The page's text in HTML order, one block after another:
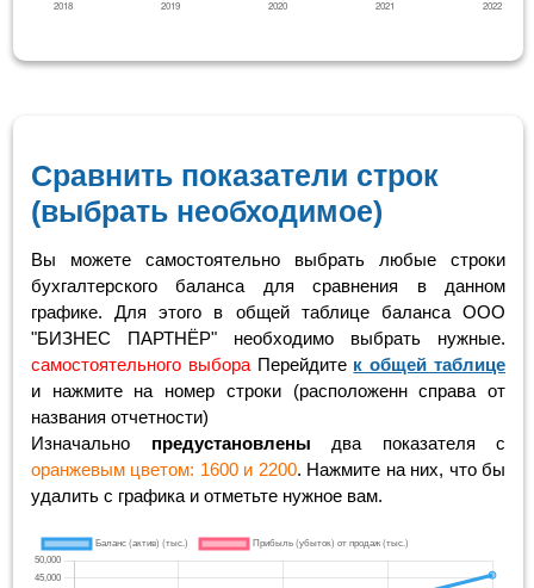
Сравнить показатели строк
(выбрать необходимое)
Вы можете самостоятельно выбрать любые строки
бухгалтерского баланса для сравнения в данном
графике. Для этого в общей таблице баланса ООО
"БИЗНЕС ПАРТНЁР" необходимо выбрать нужные.
самостоятельного выбораПерейдите к общей таблице
и нажмите на номер строки (расположенн справа от
названия отчетности)
Изначально предустановлены два показателя с
оранжевым цветом: 1600 и 2200. Нажмите на них, что бы
удалить с графика и отметьте нужное вам.